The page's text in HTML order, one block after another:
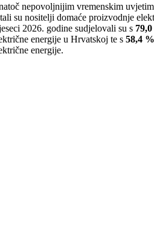
nepovoljnijim vremenskim
su nositelji domaće proizvodnje
2026. godine sudjelovali su s
energije u Hrvatskoj te s 58,4 %
energije.